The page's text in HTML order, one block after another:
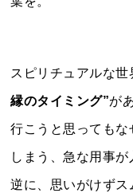
スピリチュアルな
縁のタイミング”が
行こうと思ってもな
しまう、急な用事が
逆に、思いがけずス